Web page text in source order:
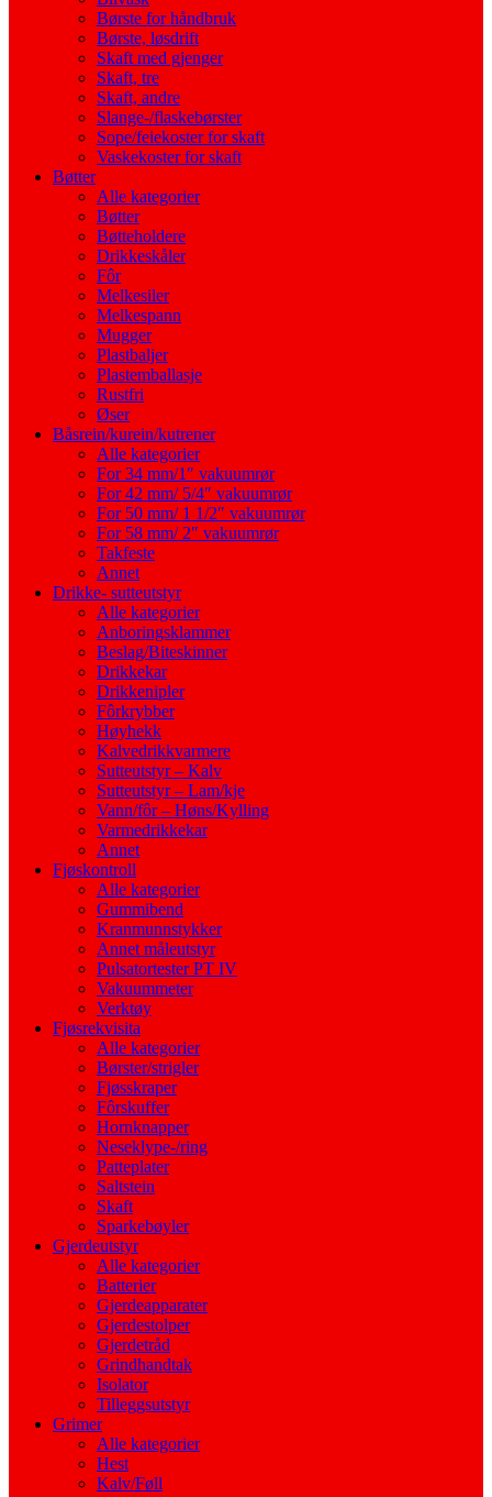
Børste for håndbruk
Børste, løsdrift
Skaft med gjenger
Skaft, tre
Skaft, andre
Slange-/flaskebørster
Sope/feiekoster for skaft
Vaskekoster for skaft
Bøtter
Alle kategorier
Bøtter
Bøtteholdere
Drikkeskåler
Fôr
Melkesiler
Melkespann
Mugger
Plastbaljer
Plastemballasje
Rustfri
Øser
Båsrein/kurein/kutrener
Alle kategorier
For 34 mm/1″ vakuumrør
For 42 mm/ 5/4″ vakuumrør
For 50 mm/ 1 1/2″ vakuumrør
For 58 mm/ 2″ vakuumrør
Takfeste
Annet
Drikke- sutteutstyr
Alle kategorier
Anboringsklammer
Beslag/Biteskinner
Drikkekar
Drikkenipler
Fôrkrybber
Høyhekk
Kalvedrikkvarmere
Sutteutstyr – Kalv
Sutteutstyr – Lam/kje
Vann/fôr – Høns/Kylling
Varmedrikkekar
Annet
Fjøskontroll
Alle kategorier
Gummibend
Kranmunnstykker
Annet måleutstyr
Pulsatortester PT IV
Vakuummeter
Verktøy
Fjøsrekvisita
Alle kategorier
Børster/strigler
Fjøsskraper
Fôrskuffer
Hornknapper
Neseklype-/ring
Patteplater
Saltstein
Skaft
Sparkebøyler
Gjerdeutstyr
Alle kategorier
Batterier
Gjerdeapparater
Gjerdestolper
Gjerdetråd
Grindhandtak
Isolator
Tilleggsutstyr
Grimer
Alle kategorier
Hest
Kalv/Føll